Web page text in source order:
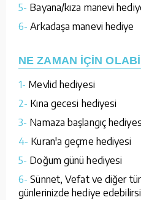
5- Bayana/kıza manevi
6- Arkadaşa manevi hediye
NE ZAMAN İÇİN
1- Mevlid hediyesi
2- Kına gecesi hediyesi
3- Namaza başlangıç
4- Kuran'a geçme hediyesi
5- Doğum günü hediyesi
6- Sünnet, Vefat ve diğer
günlerinizde hediye